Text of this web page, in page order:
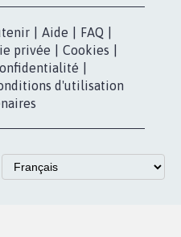
Aide FAQ
privée Cookies
d'utilisation